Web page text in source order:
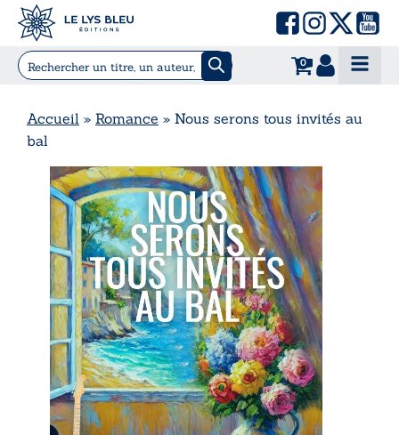
0
Accueil » Romance » Nous serons tous invités au
bal